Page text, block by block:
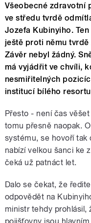
Všeobecné zdravotní
ve středu tvrdě
Jozefa Kubinyiho.
ještě proti němu
Závěr nebyl žádný.
má vyjádřit ve chvíli,
nesmiřitelných
institucí bílého
Přesto - není čas
tomu přesně naopak.
systému, se hovoří tak
nabízí velkou šanci ke
čeká už patnáct let.
Dalo se čekat, že
odpovědět na
ministr tehdy prohlásil,
pojišťovny jsou